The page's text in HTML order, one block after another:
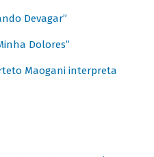
Devagar”
Dolores”
Maogani interpreta